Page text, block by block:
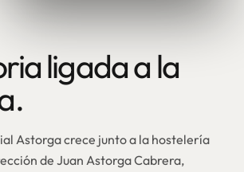
ligada a la
Astorga crece junto a la hostelería
de Juan Astorga Cabrera,